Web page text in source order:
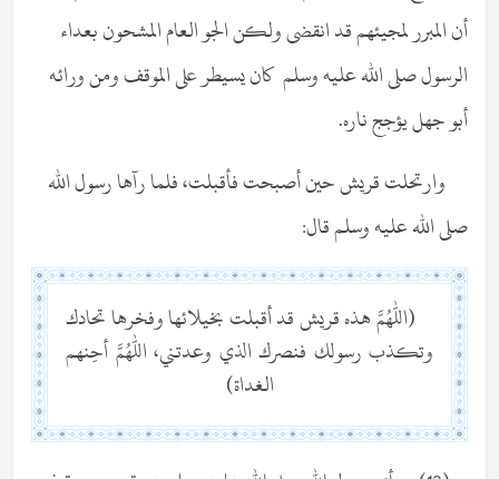
أن المبرر لمجيئهم قد انقضى ولكن الجو العام المشحون بعداء
الرسول صلى الله عليه وسلم كان يسيطر على الموقف ومن ورائه
أبو جهل يؤجج ناره.
وارتحلت قريش حين أصبحت فأقبلت، فلما رآها رسول الله
صلى الله عليه وسلم قال:
(اللهم هذه قريش قد أقبلت بخيلائها وفخرها تحادك
وتكذب رسولك فنصرك الذي وعدتني، اللهم أحِنهم
الغداة)